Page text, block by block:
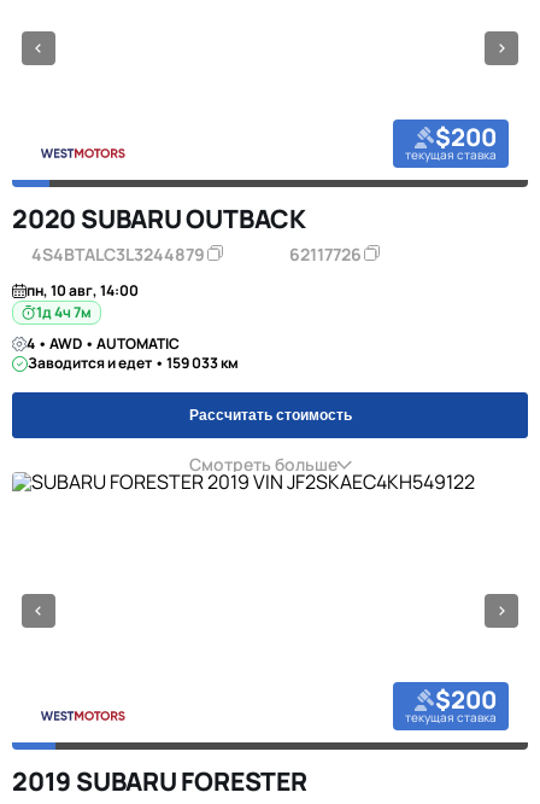
$200
текущая ставка
2020 SUBARU OUTBACK
4S4BTALC3L3244879 62117726
пн, 10 авг, 14:00
1д 4ч 7м
4 • AWD • AUTOMATIC
Заводится и едет • 159 033 км
Рассчитать стоимость
Смотреть больше
$200
текущая ставка
2019 SUBARU FORESTER